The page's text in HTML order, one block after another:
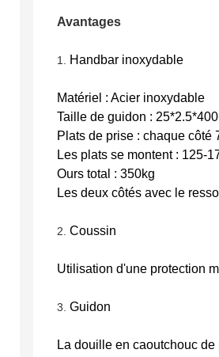
Avantages
1. Handbar inoxydable
Matériel : Acier inoxydable
Taille de guidon :
Plats de prise : chaque côté
Les plats se montent : 125-
Ours total : 350kg
Les deux côtés avec le
2. Coussin
Utilisation d'une protection
3. Guidon
La douille en caoutchouc